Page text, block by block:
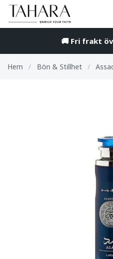
🚚 Fri frakt
Hem / Bön & Stillhet /